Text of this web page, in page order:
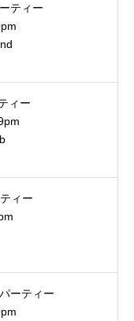
ティー
ィー
ィー
ーティー